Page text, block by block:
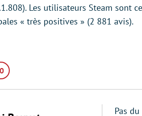
Les utilisateurs Steam sont
« très positives » (2 881 avis).
Pas